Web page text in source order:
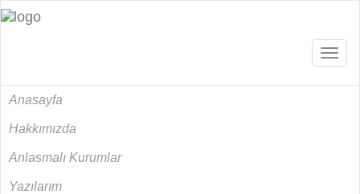
Açılır
Menü
Anasayfa
Hakkımızda
Anlasmalı Kurumlar
Yazılarım